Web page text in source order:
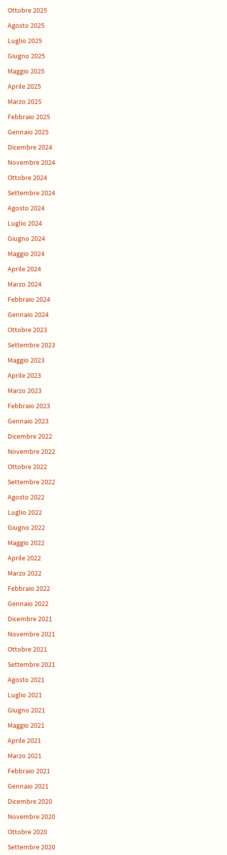
Ottobre 2025
Agosto 2025
Luglio 2025
Giugno 2025
Maggio 2025
Aprile 2025
Marzo 2025
Febbraio 2025
Gennaio 2025
Dicembre 2024
Novembre 2024
Ottobre 2024
Settembre 2024
Agosto 2024
Luglio 2024
Giugno 2024
Maggio 2024
Aprile 2024
Marzo 2024
Febbraio 2024
Gennaio 2024
Ottobre 2023
Settembre 2023
Maggio 2023
Aprile 2023
Marzo 2023
Febbraio 2023
Gennaio 2023
Dicembre 2022
Novembre 2022
Ottobre 2022
Settembre 2022
Agosto 2022
Luglio 2022
Giugno 2022
Maggio 2022
Aprile 2022
Marzo 2022
Febbraio 2022
Gennaio 2022
Dicembre 2021
Novembre 2021
Ottobre 2021
Settembre 2021
Agosto 2021
Luglio 2021
Giugno 2021
Maggio 2021
Aprile 2021
Marzo 2021
Febbraio 2021
Gennaio 2021
Dicembre 2020
Novembre 2020
Ottobre 2020
Settembre 2020